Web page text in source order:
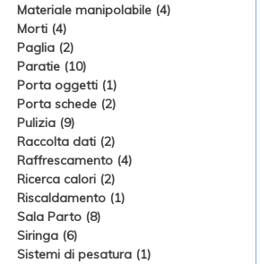
Materiale manipolabile (4)
Morti (4)
Paglia (2)
Paratie (10)
Porta oggetti (1)
Porta schede (2)
Pulizia (9)
Raccolta dati (2)
Raffrescamento (4)
Ricerca calori (2)
Riscaldamento (1)
Sala Parto (8)
Siringa (6)
Sistemi di pesatura (1)